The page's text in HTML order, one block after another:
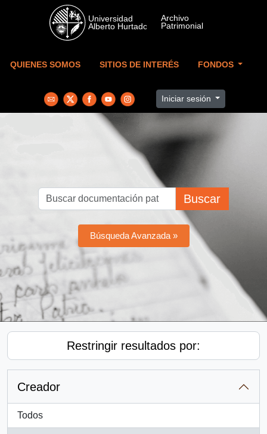
Skip to main content
QUIENES SOMOS SITIOS DE INTERÉS FONDOS
Iniciar sesión
Buscar
Búsqueda Avanzada »
Restringir resultados por:
Creador
Todos